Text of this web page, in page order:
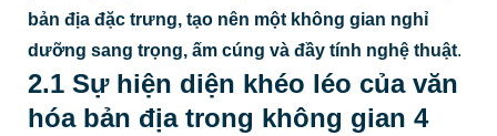
bản địa đặc trưng, tạo nên một không gian nghỉ
dưỡng sang trọng, ấm cúng và đầy tính nghệ thuật.
2.1 Sự hiện diện khéo léo của văn
hóa bản địa trong không gian 4